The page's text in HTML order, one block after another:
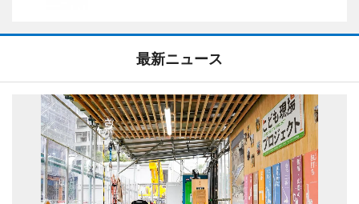
最新ニュース